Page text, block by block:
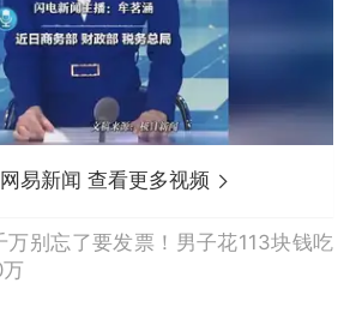
易新闻 查看更多视频
万别忘了要发票！男子花113块钱吃